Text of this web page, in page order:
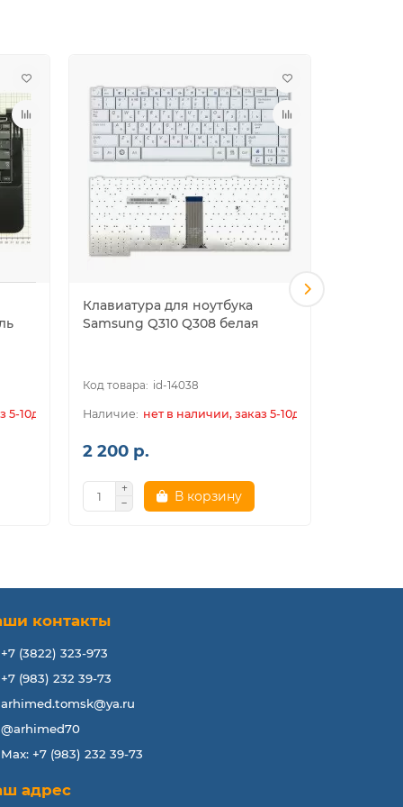
5-10дн.
Клавиатура для ноутбука
Samsung Q310 Q308 белая
id-14038
нет в наличии, заказ 5-10дн.
2 200 р.
В корзину
контакты
+7 (3822) 323-973
+7 (983) 232 39-73
arhimed.tomsk@ya.ru
@arhimed70
Max: +7 (983) 232 39-73
адрес